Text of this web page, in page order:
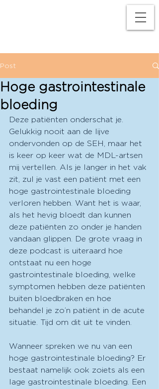
Post
Hoge gastrointestinale
bloeding
Deze patiënten onderschat je.
Gelukkig nooit aan de lijve
ondervonden op de SEH, maar het
is keer op keer wat de MDL-artsen
mij vertellen. Als je langer in het vak
zit, zul je vast een patiënt met een
hoge gastrointestinale bloeding
verloren hebben. Want het is waar,
als het hevig bloedt dan kunnen
deze patiënten zo onder je handen
vandaan glippen. De grote vraag in
deze podcast is uiteraard hoe
ontstaat nu een hoge
gastrointestinale bloeding, welke
symptomen hebben deze patiënten
buiten bloedbraken en hoe
behandel je zo’n patiënt in de acute
situatie. Tijd om dit uit te vinden.
Wanneer spreken we nu van een
hoge gastrointestinale bloeding? Er
bestaat namelijk ook zoiets als een
lage gastrointestinale bloeding. Een